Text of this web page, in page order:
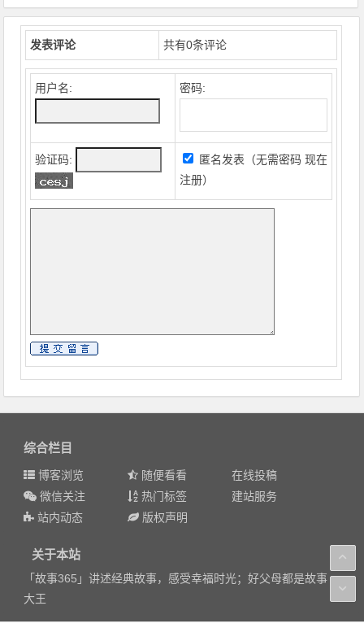
发表评论 共有0条评论
用户名: 密码:
验证码: 匿名发表（无需密码现在
注册）
综合栏目
博客浏览 随便看看
在线投稿
微信关注
热门标签
建站服务
站内动态
版权声明
关于本站
「故事365」讲述经典故事，感受幸福时光；好父母都是故事
大王